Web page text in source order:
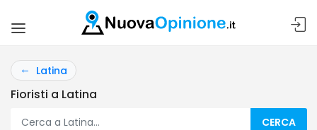
Latina
Fioristi a Latina
CERCA